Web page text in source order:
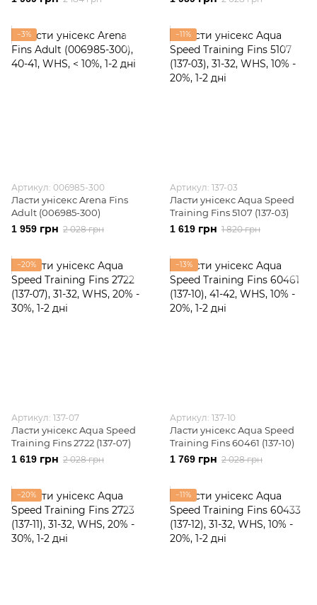
−3%
Артикул: 006985-300
Ласти унісекс Arena Fins
Adult (006985-300)
1 959 грн 2 028 грн
−11%
Артикул: 137-03
Ласти унісекс Aqua Speed
Training Fins 5107 (137-03)
1 619 грн 1 820 грн
−20%
Артикул: 137-07
Ласти унісекс Aqua Speed
Training Fins 2722 (137-07)
1 619 грн 2 028 грн
−13%
Артикул: 137-10
Ласти унісекс Aqua Speed
Training Fins 60461 (137-10)
1 769 грн 2 028 грн
−20% −11%